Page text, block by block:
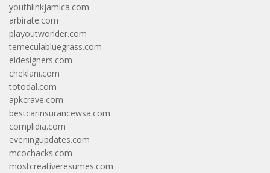
youthlinkjamica.com
arbirate.com
playoutworlder.com
temeculabluegrass.com
eldesigners.com
cheklani.com
totodal.com
apkcrave.com
bestcarinsurancewsa.com
complidia.com
eveningupdates.com
mcochacks.com
mostcreativeresumes.com